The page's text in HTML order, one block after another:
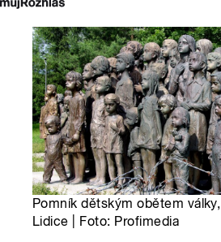
Pomník dětským obětem války,
Lidice | Foto: Profimedia